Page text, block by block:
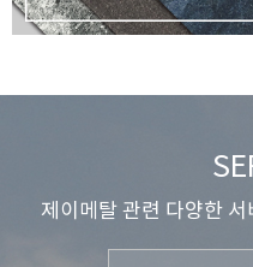
제이메탈 관련 다양한